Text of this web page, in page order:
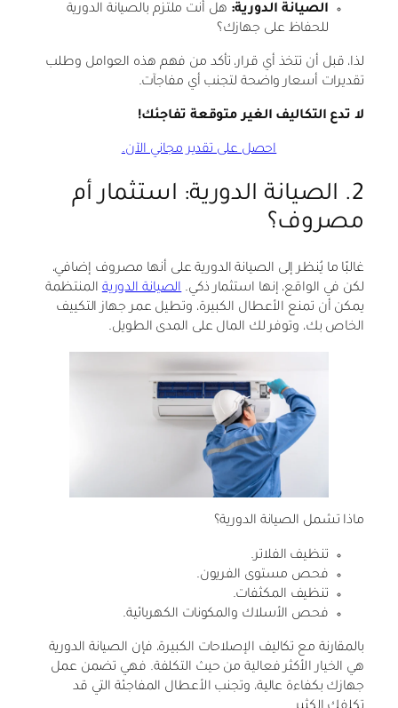
الصيانة الدورية: هل أنت ملتزم بالصيانة الدورية
للحفاظ على جهازك؟
لذا، قبل أن تتخذ أي قرار، تأكد من فهم هذه العوامل وطلب
تقديرات أسعار واضحة لتجنب أي مفاجآت.
لا تدع التكاليف الغير متوقعة تفاجئك!
احصل على تقدير مجاني الآن.
2. الصيانة الدورية: استثمار أم
مصروف؟
غالبًا ما يُنظر إلى الصيانة الدورية على أنها مصروف إضافي،
لكن في الواقع، إنها استثمار ذكي.الصيانة الدوريةالمنتظمة
يمكن أن تمنع الأعطال الكبيرة، وتطيل عمر جهاز التكييف
الخاص بك، وتوفر لك المال على المدى الطويل.
ماذا تشمل الصيانة الدورية؟
تنظيف الفلاتر.
فحص مستوى الفريون.
تنظيف المكثفات.
فحص الأسلاك والمكونات الكهربائية.
بالمقارنة مع تكاليف الإصلاحات الكبيرة، فإن الصيانة الدورية
هي الخيار الأكثر فعالية من حيث التكلفة. فهي تضمن عمل
جهازك بكفاءة عالية، وتجنب الأعطال المفاجئة التي قد